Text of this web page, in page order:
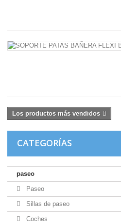
Los productos más vendidos
CATEGORÍAS
paseo
Paseo
Sillas de paseo
Coches